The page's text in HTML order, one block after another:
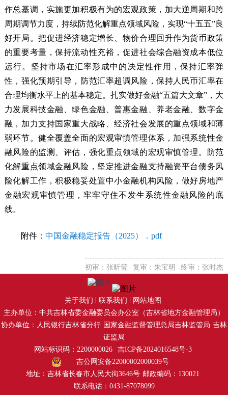
作总基调，实施更加积极有为的宏观政策，加大逆周期和跨
周期调节力度，持续防范化解重点领域风险，实现“十五五”良
好开局。把促进经济稳定增长、物价合理回升作为货币政策
的重要考量，保持流动性充裕，促进社会综合融资成本低位
运行。坚持市场在汇率形成中的决定性作用，保持汇率弹
性，强化预期引导，防范汇率超调风险，保持人民币汇率在
合理均衡水平上的基本稳定。扎实做好金融“五篇大文章”，大
力发展科技金融、绿色金融、普惠金融、养老金融、数字金
融，加力支持国家重大战略、经济社会发展的重点领域和薄
弱环节。健全覆盖全面的宏观审慎管理体系，加强系统性金
融风险的监测、评估，强化重点领域的宏观审慎管理。防范
化解重点领域金融风险，坚定推进金融支持融资平台债务风
险化解工作，积极稳妥处置中小金融机构风险，做好房地产
金融宏观审慎管理，牢牢守住不发生系统性金融风险的底
线。
附件： 中国金融稳定报告（2025）．pdf
初审：张昕莹 复审：朱宝明 终审：张时杰
关于我们 联系我们
网站地图
主办单位：中共吉林省委金融委员会办公室（吉林省地方金融管理局）
协办单位：人民银行吉林省分行 国家金融监督管理总局吉林监管局 吉林
证监局
网站标识码：2200000026
吉ICP备2024016548号-3
吉公网安备22000002000039号
地址：吉林省长春市人民大街3646号 邮政编码：130021
联系电话：0431-87078099